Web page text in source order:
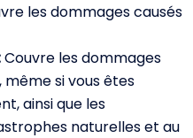
les dommages causés
Couvre les dommages
si vous êtes
ainsi que les
naturelles et au